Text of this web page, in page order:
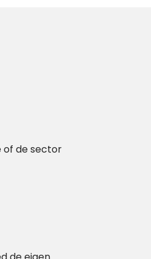
of de sector